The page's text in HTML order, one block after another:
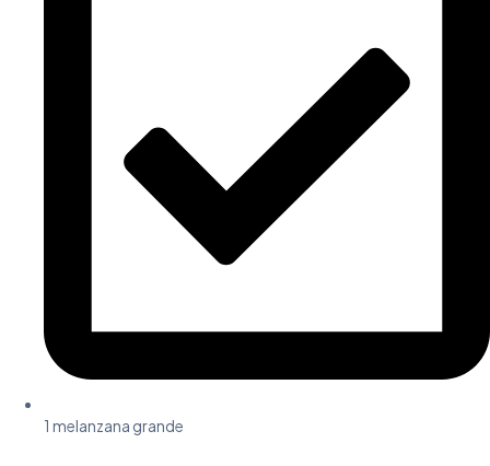
1 melanzana grande